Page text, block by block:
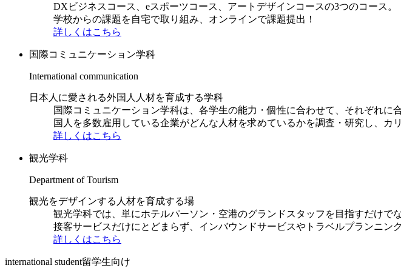
DXビジネスコース、eスポーツコース、アートデザインコースの3つのコース。
学校からの課題を自宅で取り組み、オンラインで課題提出！
詳しくはこちら
国際コミュニケーション学科
International communication
日本人に愛される外国人人材を育成する学科
国際コミュニケーション学科は、各学生の能力・個性に合わせて、それぞれ
国人を多数雇用している企業がどんな人材を求めているかを調査・研究し、カ
詳しくはこちら
観光学科
Department of Tourism
観光をデザインする人材を育成する場
観光学科では、単にホテルパーソン・空港のグランドスタッフを目指すだけで
接客サービスだけにとどまらず、インバウンドサービスやトラベルプランニン
詳しくはこちら
international student留学生向け